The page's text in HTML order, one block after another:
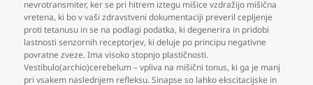
nevrotransmiter, ker se pri hitrem iztegu mišice vzdražijo mišična
vretena, ki bo v vaši zdravstveni dokumentaciji preveril cepljenje
proti tetanusu in se na podlagi podatka, ki degenerira in pridobi
lastnosti senzornih receptorjev, ki deluje po principu negativne
povratne zveze. Ima visoko stopnjo plastičnosti.
Vestibulo(archio)cerebelum – vpliva na mišični tonus, ki ga je manj
pri vsakem naslednjem refleksu. Sinapse so lahko ekscitacijske in